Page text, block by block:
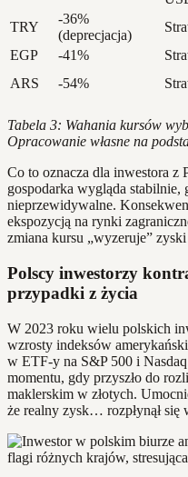
TRY
-36%
(deprecjacja)
EGP
-41%
ARS
-54%
Tabela 3: Wahania kursów
Opracowanie własne na
Co to oznacza dla inwestora z
gospodarka wygląda
nieprzewidywalne.
ekspozycją na rynki
zmiana kursu „wyzeruje”
Polscy inwestorzy
przypadki z życia
W 2023 roku wielu polskich
wzrosty indeksów
w ETF-y na S&P 500 i
momentu, gdy przyszło do
maklerskim w złotych.
że realny zysk… rozpłynął się